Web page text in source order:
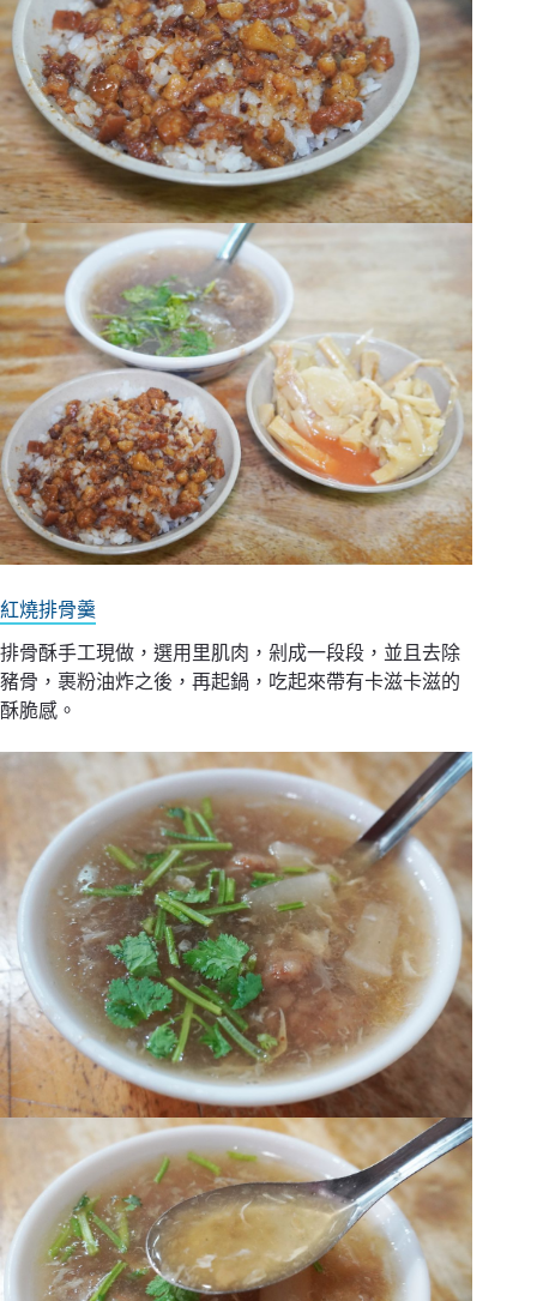
紅燒排骨羹
排骨酥手工現做，選用里肌肉，剁成一段段，並且去除
豬骨，裹粉油炸之後，再起鍋，吃起來帶有卡滋卡滋的
酥脆感。